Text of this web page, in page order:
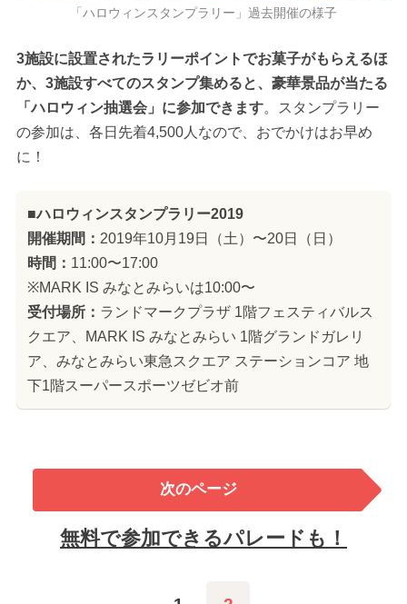
「ハロウィンスタンプラリー」過去開催の様子
3施設に設置されたラリーポイントでお菓子がもらえるほ
か、3施設すべてのスタンプ集めると、豪華景品が当たる
「ハロウィン抽選会」に参加できます。スタンプラリー
の参加は、各日先着4,500人なので、おでかけはお早め
に！
■ハロウィンスタンプラリー2019
開催期間： 2019年10月19日（土）〜20日（日）
時間： 11:00〜17:00
※MARK IS みなとみらいは10:00〜
受付場所： ランドマークプラザ 1階フェスティバルス
クエア、MARK IS みなとみらい 1階グランドガレリ
ア、みなとみらい東急スクエア ステーションコア 地
下1階スーパースポーツゼビオ前
次のページ
無料で参加できるパレードも！